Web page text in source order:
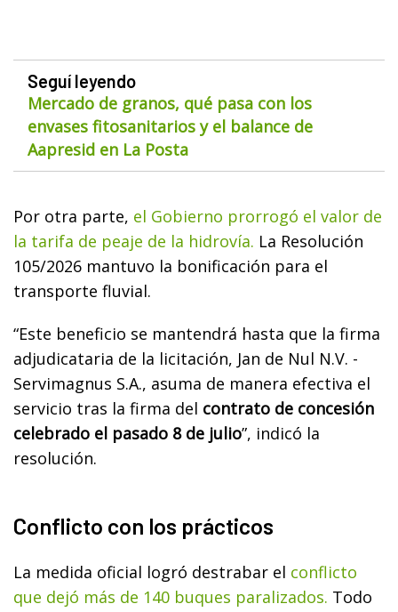
Seguí leyendo
Mercado de granos, qué pasa con los
envases fitosanitarios y el balance de
Aapresid en La Posta
Por otra parte, el Gobierno prorrogó el valor de
la tarifa de peaje de la hidrovía. La Resolución
105/2026 mantuvo la bonificación para el
transporte fluvial.
“Este beneficio se mantendrá hasta que la firma
adjudicataria de la licitación, Jan de Nul N.V. -
Servimagnus S.A., asuma de manera efectiva el
servicio tras la firma del contrato de concesión
celebrado el pasado 8 de julio”, indicó la
resolución.
Conflicto con los prácticos
La medida oficial logró destrabar el conflicto
que dejó más de 140 buques paralizados. Todo